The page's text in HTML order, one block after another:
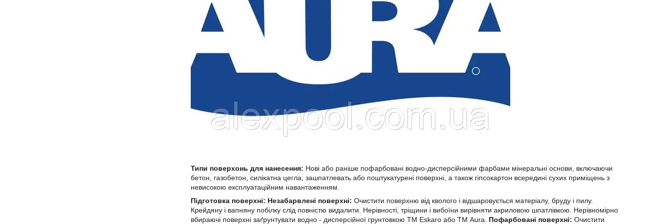
Типи поверхонь для нанесення: Нові або раніше пофарбовані водно-дисперсійними фарбами мінеральні основи, включаючи
бетон, газобетон, силікатна цегла, зашпатлевать або поштукатурені поверхні, а також гіпсокартон всередині сухих приміщень з
невисокою експлуатаційним навантаженням.
Підготовка поверхні: Незабарвлені поверхні: Очистити поверхню від кволого і відшаровується матеріалу, бруду і пилу.
Крейдяну і вапняну побілку слід повністю видалити. Нерівності, тріщини і вибоїни вирівняти акриловою шпатлівкою. Нерівномірно
вбираючі поверхні заґрунтувати водно - дисперсійної грунтовкою ТМ Eskaro або ТМ Aura. Пофарбовані поверхні: Очистити